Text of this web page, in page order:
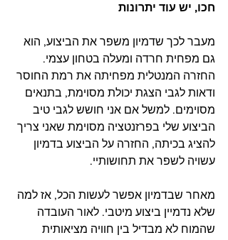
חכו, יש עוד יתרונות
מעבר לכך שדמיון משפר את הביצוע, הוא
גם מפחית חרדה ומעלה בטחון עצמי.
החזרה המנטלית מפחיתה את רמת החוסר
ודאות לגבי הצגת יכולת מסוימת, בתנאים
מסוימים. למשל אם אני חושש לגבי טיב
הביצוע שלי בפרזנטציה מסוימת שאני צריך
להציג בכיתה, החזרה על הביצוע בדמיון
עשויה לשפר את תחושותיי.
מאחר שבדמיון אפשר לעשות הכל, אז למה
שלא נדמיין ביצוע מיטבי. לאור העובדה
שהמוח לא מבדיל בין חוויה מציאותית